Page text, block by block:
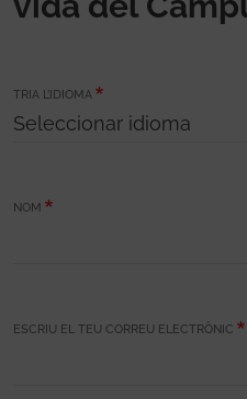
TRIA L’IDIOMA
NOM
ESCRIU EL TEU CORREU ELECTRÒNIC